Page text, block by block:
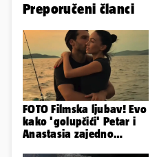
Preporučeni članci
FOTO Filmska ljubav! Evo
kako 'golupčići' Petar i
Anastasia zajedno